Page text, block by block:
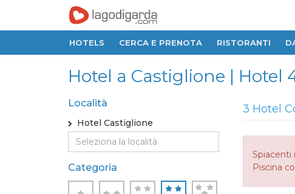
HOTELS CERCA E PRENOTA RISTORANTI
Hotel a Castiglione | Hotel
Località
Hotel Castiglione
Categoria
3 Hotel
Spiacenti
Piscina